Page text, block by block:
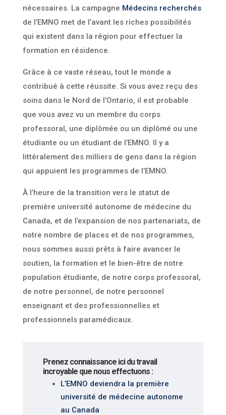
nécessaires. La campagne Médecins recherchés
de l’EMNO met de l’avant les riches possibilités
qui existent dans la région pour effectuer la
formation en résidence.
Grâce à ce vaste réseau, tout le monde a
contribué à cette réussite. Si vous avez reçu des
soins dans le Nord de l’Ontario, il est probable
que vous avez vu un membre du corps
professoral, une diplômée ou un diplômé ou une
étudiante ou un étudiant de l’EMNO. Il y a
littéralement des milliers de gens dans la région
qui appuient les programmes de l’EMNO.
À l’heure de la transition vers le statut de
première université autonome de médecine du
Canada, et de l’expansion de nos partenariats, de
notre nombre de places et de nos programmes,
nous sommes aussi prêts à faire avancer le
soutien, la formation et le bien-être de notre
population étudiante, de notre corps professoral,
de notre personnel, de notre personnel
enseignant et des professionnelles et
professionnels paramédicaux.
Prenez connaissance ici du travail
incroyable que nous effectuons :
L’EMNO deviendra la première
université de médecine autonome
au Canada